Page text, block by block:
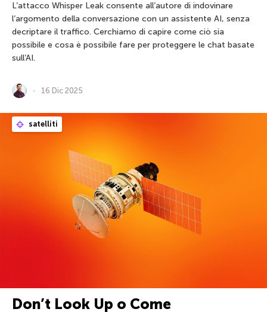
L’attacco Whisper Leak consente all’autore di indovinare
l’argomento della conversazione con un assistente AI, senza
decriptare il traffico. Cerchiamo di capire come ciò sia
possibile e cosa è possibile fare per proteggere le chat basate
sull’AI.
16 Dic 2025
satelliti
Don’t Look Up o Come